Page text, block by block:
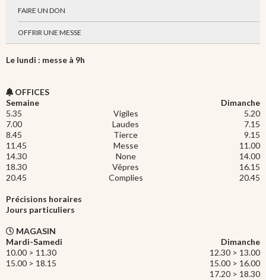
FAIRE UN DON
OFFRIR UNE MESSE
Le lundi : messe à 9h
OFFICES
Semaine
Dimanche
5.35
Vigiles
5.20
7.00
Laudes
7.15
8.45
Tierce
9.15
11.45
Messe
11.00
14.30
None
14.00
18.30
Vêpres
16.15
20.45
Complies 20.45
Précisions horaires
Jours particuliers
MAGASIN
Mardi-Samedi
Dimanche
10.00 > 11.30
12.30 > 13.00
15.00 > 18.15
15.00 > 16.00
17.20 > 18.30